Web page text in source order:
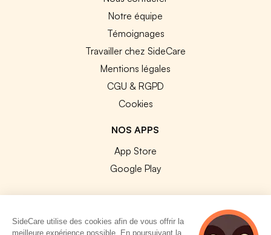
Notre équipe
Témoignages
Travailler chez SideCare
Mentions légales
CGU & RGPD
Cookies
NOS APPS
App Store
Google Play
SideCare utilise des cookies afin de vous offrir la
meilleure expérience possible. En poursuivant la